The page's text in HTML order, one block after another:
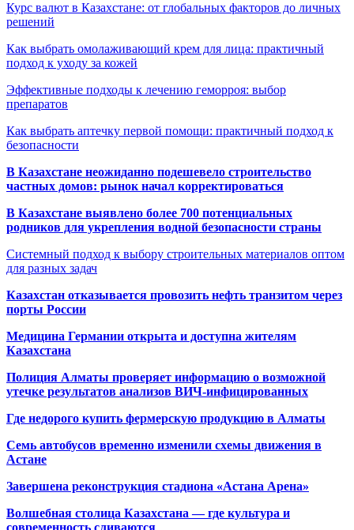
Курс валют в Казахстане: от глобальных факторов до личных
решений
Как выбрать омолаживающий крем для лица: практичный
подход к уходу за кожей
Эффективные подходы к лечению геморроя: выбор
препаратов
Как выбрать аптечку первой помощи: практичный подход к
безопасности
В Казахстане неожиданно подешевело строительство
частных домов: рынок начал корректироваться
В Казахстане выявлено более 700 потенциальных
родников для укрепления водной безопасности страны
Системный подход к выбору строительных материалов оптом
для разных задач
Казахстан отказывается провозить нефть транзитом через
порты России
Медицина Германии открыта и доступна жителям
Казахстана
Полиция Алматы проверяет информацию о возможной
утечке результатов анализов ВИЧ-инфицированных
Где недорого купить фермерскую продукцию в Алматы
Семь автобусов временно изменили схемы движения в
Астане
Завершена реконструкция стадиона «Астана Арена»
Волшебная столица Казахстана — где культура и